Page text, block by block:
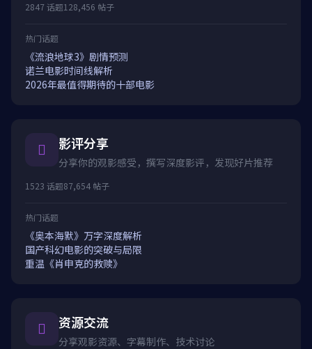
2847 话题128,456 帖子
热门话题
《流浪地球3》剧情预测
诺兰电影时间线解析
2026年最值得期待的十部电影
影评分享
分享你的观影感受，撰写深度影评，发现好片推荐
1523 话题87,654 帖子
热门话题
《奥本海默》万字深度解析
国产科幻电影的突破与局限
重温《肖申克的救赎》
资源交流
分享观影资源、字幕制作、技术讨论